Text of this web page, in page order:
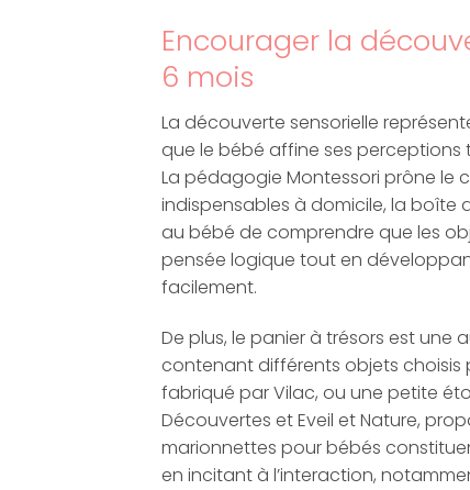
Encourager la
6 mois
La découverte sensorielle
que le bébé affine ses perceptions
La pédagogie Montessori prône le
indispensables à domicile, la boîte
au bébé de comprendre que les
pensée logique tout en
facilement.
De plus, le panier à trésors est
contenant différents objets choisis
fabriqué par Vilac, ou une petite
Découvertes et Eveil et Nature,
marionnettes pour bébés
en incitant à l’interaction,